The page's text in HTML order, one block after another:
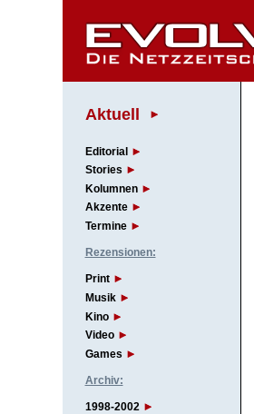
Aktuell
Editorial
Stories
Kolumnen
Akzente
Termine
Rezensionen:
Print
Musik
Kino
Video
Games
Archiv:
1998-2002